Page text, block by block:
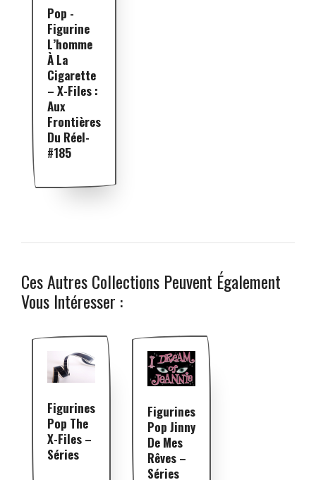
Pop -
Figurine
L’homme
À La
Cigarette
– X-Files :
Aux
Frontières
Du Réel-
#185
Ces Autres Collections Peuvent Également
Vous Intéresser :
Figurines
Pop The
X-Files –
Séries
Figurines
Pop Jinny
De Mes
Rêves –
Séries